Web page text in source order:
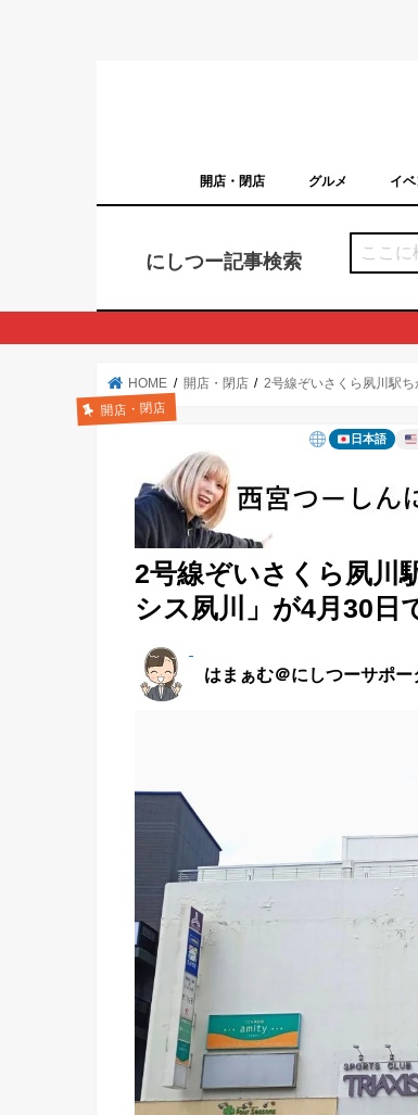
開店・閉店 グルメ イベ
にしつー記事検索
HOME 開店・閉店 2号線ぞいさくら夙川駅
開店・閉店
日本語
2号線ぞいさくら夙川
シス夙川」が4月30日
はまぁむ＠にしつーサポー